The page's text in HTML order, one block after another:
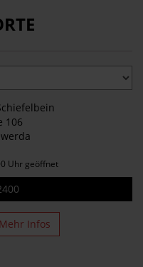
106
Uhr geöffnet
Mehr Infos